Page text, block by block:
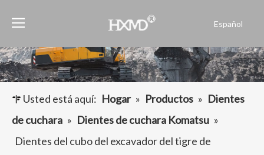
Español
العربية
Français
Pусский
Usted está aquí: Hogar » Productos » Dientes
de cuchara » Dientes de cuchara Komatsu »
Dientes del cubo del excavador del tigre de